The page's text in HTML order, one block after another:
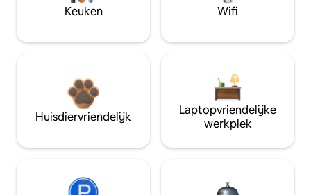
Keuken Wifi
Huisdiervriendelijk
Laptopvriendelijke
werkplek